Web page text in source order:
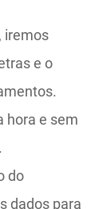
iremos
e o
hora e sem
do
dados para